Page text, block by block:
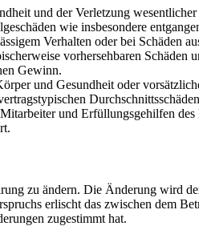
und der Verletzung
wie insbesondere
Verhalten oder bei Schäden
vorhersehbaren
Gewinn.
und Gesundheit oder
und Erfüllungsgehilfen des
zu ändern. Die Änderung wird
erlischt das zwischen dem
zugestimmt hat.